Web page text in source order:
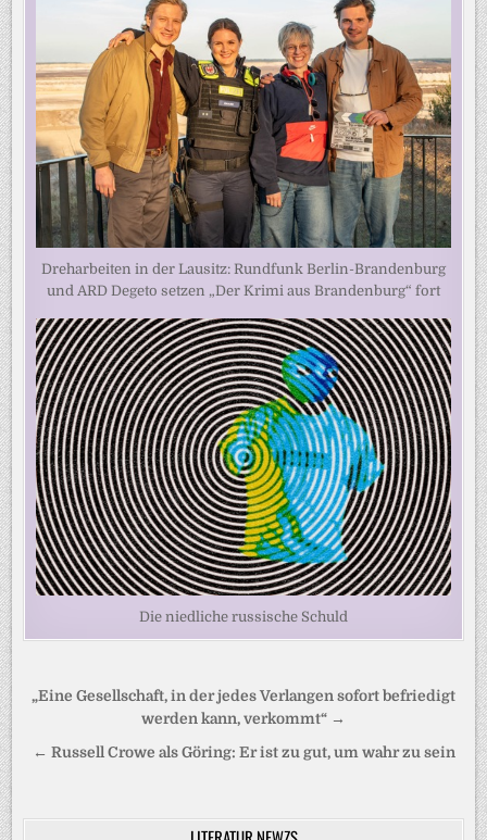
Dreharbeiten in der Lausitz: Rundfunk Berlin-Brandenburg
und ARD Degeto setzen „Der Krimi aus Brandenburg“ fort
Die niedliche russische Schuld
Beitragsnavigation
„Eine Gesellschaft, in der jedes Verlangen sofort befriedigt
werden kann, verkommt“ →
← Russell Crowe als Göring: Er ist zu gut, um wahr zu sein